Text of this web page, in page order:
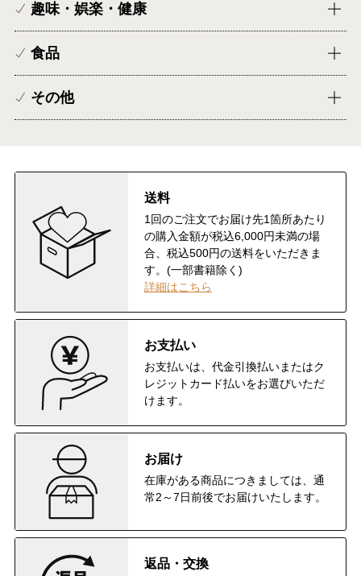
趣味・娯楽・健康
食品
その他
送料
1回のご注文でお届け先1箇所あたり
の購入金額が税込6,000円未満の場
合、税込500円の送料をいただきま
す。(一部書籍除く)
詳細はこちら
お支払い
お支払いは、代金引換払いまたはク
レジットカード払いをお選びいただ
けます。
お届け
在庫がある商品につきましては、通
常2～7日前後でお届けいたします。
返品・交換